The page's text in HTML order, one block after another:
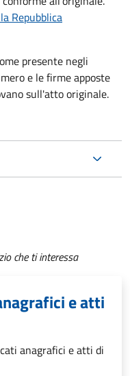
Repubblica
presente negli
e le firme apposte
sull'atto originale.
che ti interessa
e atti
anagrafici e atti di